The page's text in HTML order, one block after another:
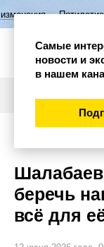
семьи в
беречь
всё для
Самые
новости и
в нашем